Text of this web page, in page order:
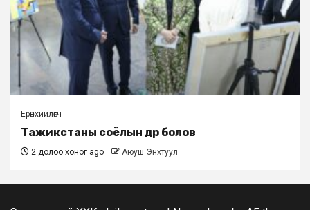
Ерөнхийлөгч
Тажикстаны соёлын өдөр болов
2 долоо хоног ago Аюуш Энхтуул